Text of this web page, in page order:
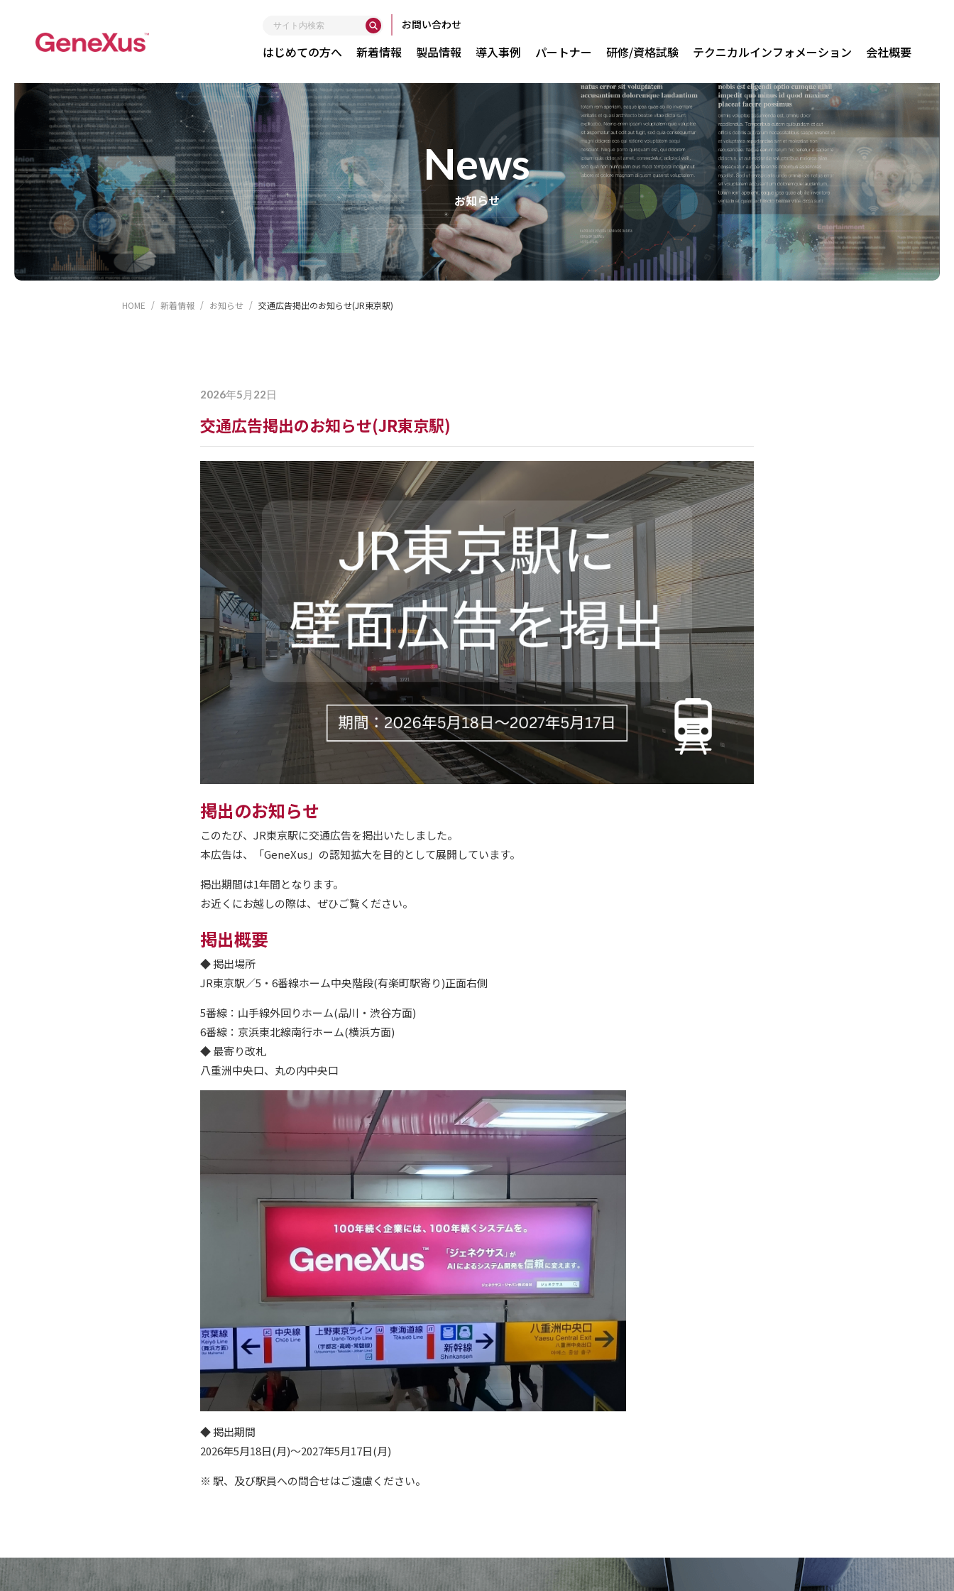
はじめての方へ 新着情報 製品情報
レガシー化しない
短期間で実現
関連製品
Globant Enterprise AI
GXserver
AuditPlus
導入事例 パートナー 研修/資格試験 テクニカルインフォメーション 会社概要
イ
内
検
索
お問い合わせ
news
お知らせ
HOME 新着情報 お知らせ 交通広告掲出のお知らせ(JR東京駅)
2026年5月22日
交通広告掲出のお知らせ(JR東京駅)
掲出のお知らせ
このたび、JR東京駅に交通広告を掲出いたしました。
本広告は、「GeneXus」の認知拡大を目的として展開しています。
掲出期間は1年間となります。
お近くにお越しの際は、ぜひご覧ください。
掲出概要
◆ 掲出場所
JR東京駅／5・6番線ホーム中央階段(有楽町駅寄り)正面右側
5番線：山手線外回りホーム(品川・渋谷方面)
6番線：京浜東北線南行ホーム(横浜方面)
◆ 最寄り改札
八重洲中央口、丸の内中央口
◆ 掲出期間
2026年5月18日(月)～2027年5月17日(月)
※ 駅、及び駅員への問合せはご遠慮ください。